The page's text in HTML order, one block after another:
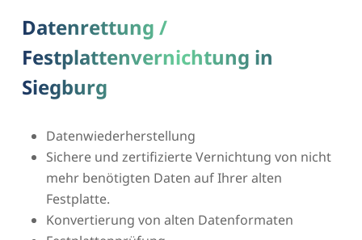
Datenrettung /
Festplattenvernichtung in
Siegburg
Datenwiederherstellung
Sichere und zertifizierte Vernichtung von nicht
mehr benötigten Daten auf Ihrer alten
Festplatte.
Konvertierung von alten Datenformaten